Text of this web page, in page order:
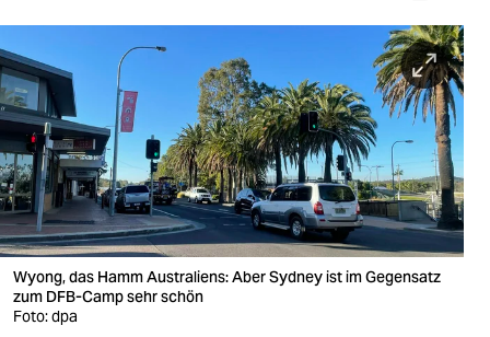
verlag
verlag
veranstaltungen
shop
fragen & hilfe
unterstützen
Wyong, das Hamm Australiens: Aber Sydney ist im Gegensatz
zum DFB-Camp sehr schön
Foto: dpa